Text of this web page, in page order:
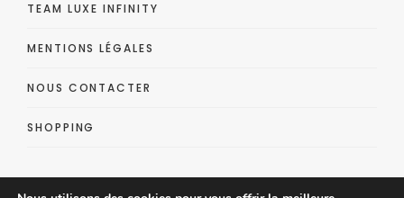
TEAM LUXE INFINITY
MENTIONS LÉGALES
NOUS CONTACTER
SHOPPING